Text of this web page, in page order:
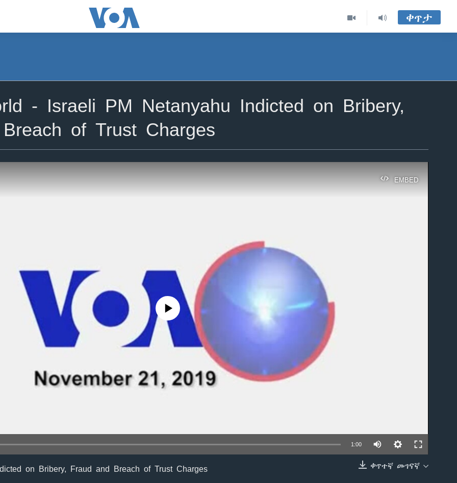
ቀጥታ
- Israeli PM Netanyahu Indicted on Bribery,
of Trust Charges
EMBED
No media source currently available
1:00
ቀጥተኛ መገናኛ
on Bribery, Fraud and Breach of Trust Charges